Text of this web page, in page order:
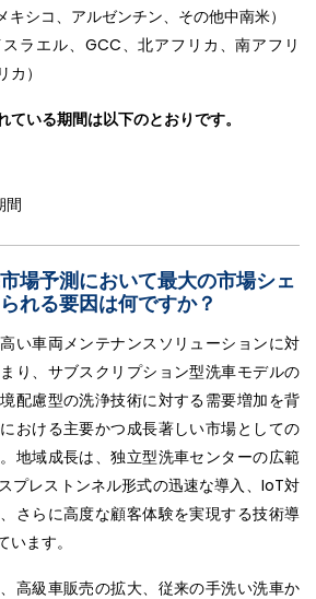
シコ、アルゼンチン、その他中南米）
ラエル、GCC、北アフリカ、南アフリ
）
ている期間は以下のとおりです。
間
場予測において最大の市場シェ
れる要因は何ですか？
い車両メンテナンスソリューションに対
り、サブスクリプション型洗車モデルの
配慮型の洗浄技術に対する需要増加を背
おける主要かつ成長著しい市場としての
地域成長は、独立型洗車センターの広範
プレストンネル形式の迅速な導入、IoT対
さらに高度な顧客体験を実現する技術導
ます。
高級車販売の拡大、従来の手洗い洗車か